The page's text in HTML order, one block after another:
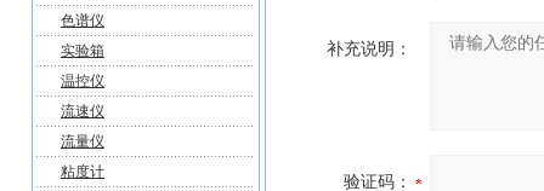
色谱仪
实验箱
温控仪
流速仪
流量仪
粘度计
补充说明：
验证码：